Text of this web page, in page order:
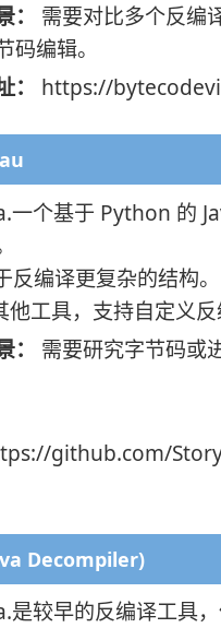
需要对比多个反编
码编辑。
https://
一个基于 Python 的
反编译更复杂的结构。
他工具，支持自定义反
需要研究字节码或
github.com/
Decompiler)
是较早的反编译工具